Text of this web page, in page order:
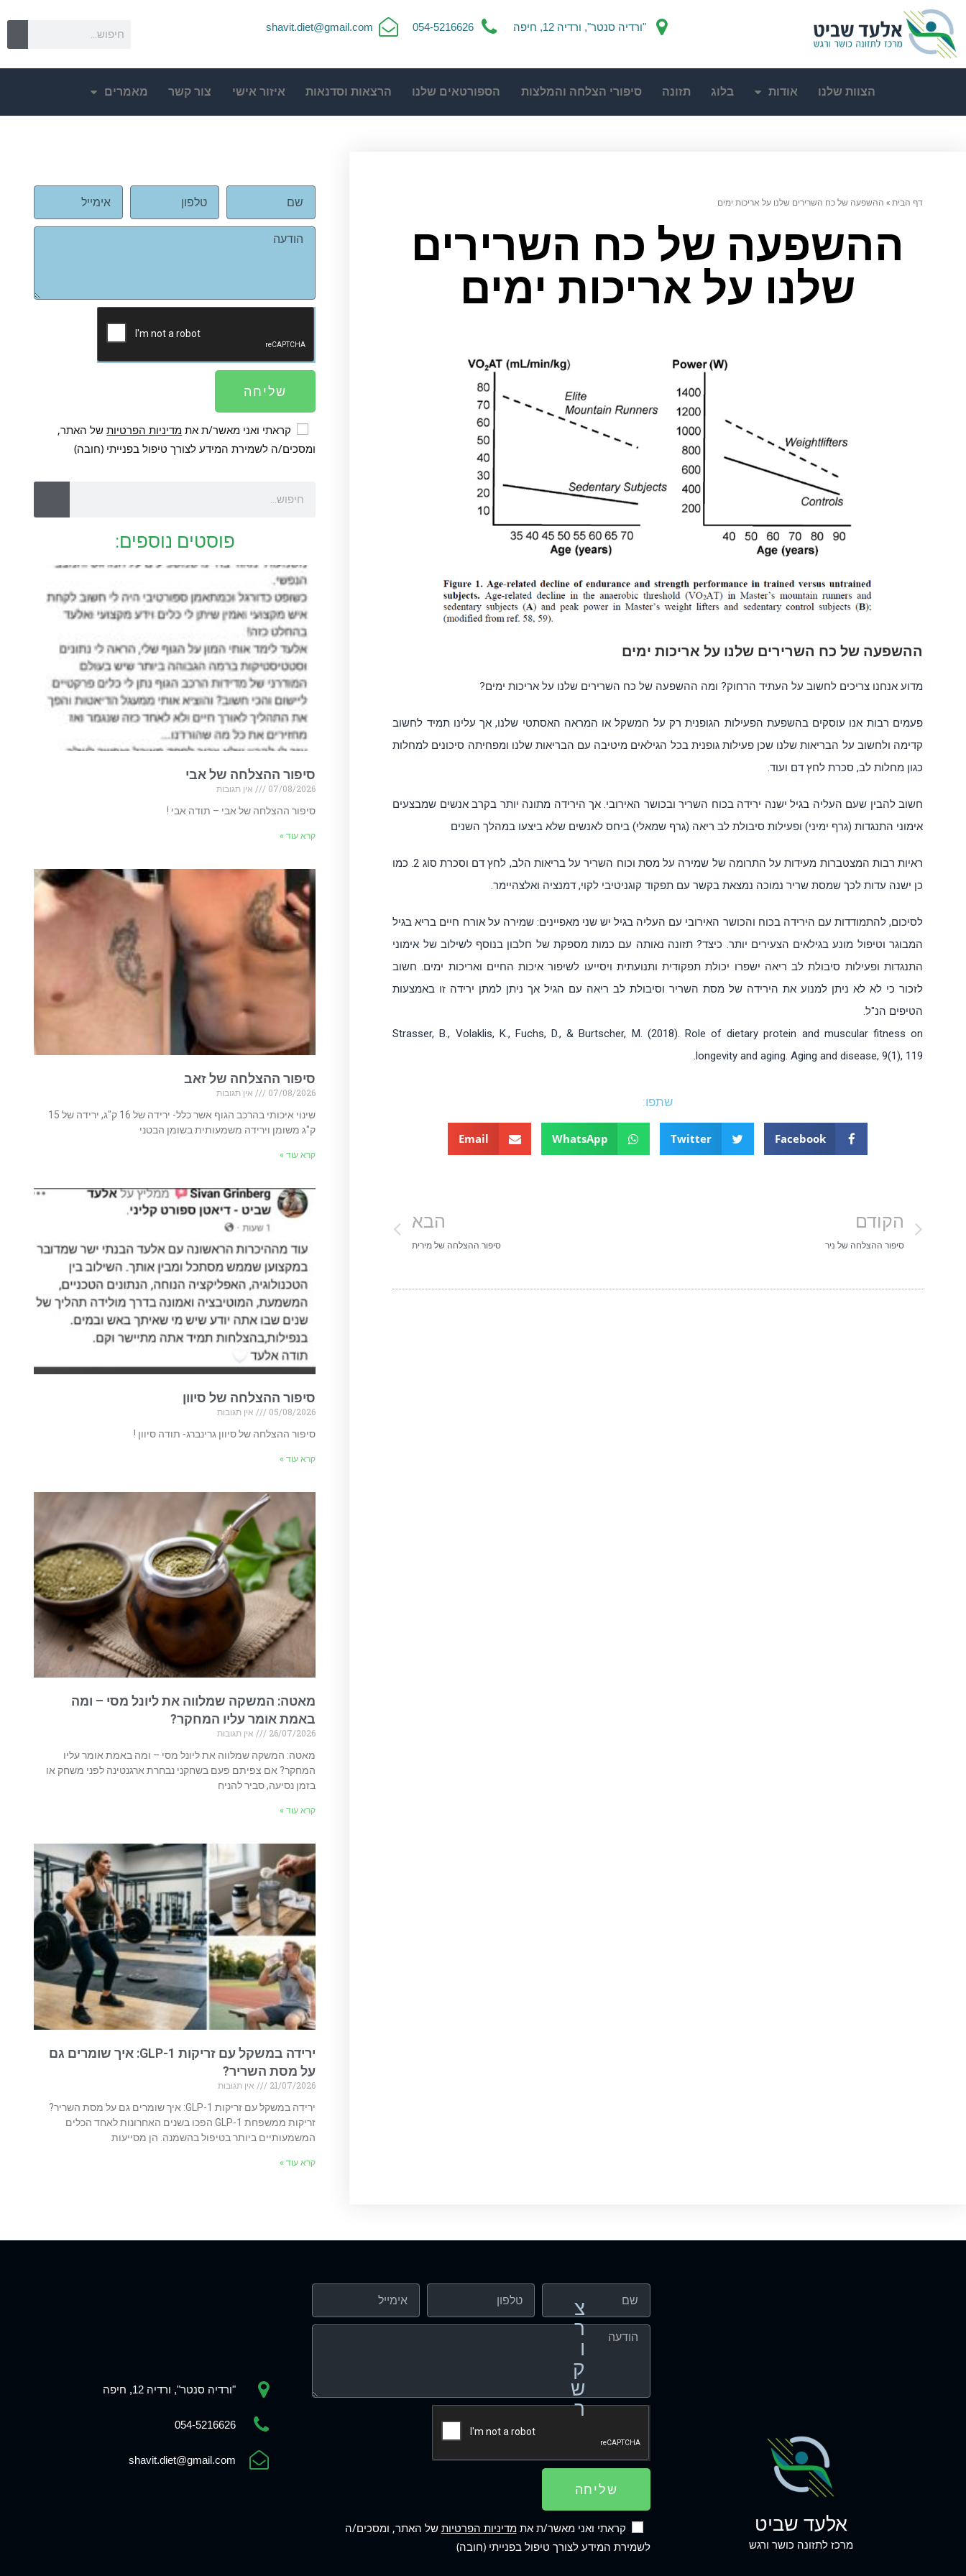
"ורדיה סנטר", ורדיה 12, חיפה 054-5216626
shavit.diet@gmail.com
הצוות שלנו אודות בלוג תזונה סיפורי הצלחה והמלצות הספורטאים שלנו הרצאות וסדנאות איזור אישי צור קשר מאמרים
דף הבית» ההשפעה של כח השרירים שלנו על אריכות ימים
ההשפעה של כח השרירים
שלנו על אריכות ימים
ההשפעה של כח השרירים שלנו על אריכות ימים
מדוע אנחנו צריכים לחשוב על העתיד הרחוק? ומה ההשפעה של כח השרירים שלנו על אריכות ימים?
פעמים רבות אנו עוסקים בהשפעת הפעילות הגופנית רק על המשקל או המראה האסתטי שלנו, אך עלינו תמיד לחשוב
קדימה ולחשוב על הבריאות שלנו שכן פעילות גופנית בכל הגילאים מיטיבה עם הבריאות שלנו ומפחיתה סיכונים למחלות
כגון מחלות לב, סכרת לחץ דם ועוד.
חשוב להבין שעם העליה בגיל ישנה ירידה בכוח השריר ובכושר האירובי. אך הירידה מתונה יותר בקרב אנשים שמבצעים
אימוני התנגדות (גרף ימיני) ופעילות סיבולת לב ריאה (גרף שמאלי) ביחס לאנשים שלא ביצעו במהלך השנים
ראיות רבות המצטברות מעידות על התרומה של שמירה על מסת וכוח השריר על בריאות הלב, לחץ דם וסכרת סוג 2. כמו
כן ישנה עדות לכך שמסת שריר נמוכה נמצאת בקשר עם תפקוד קוגניטיבי לקוי, דמנציה ואלצהיימר.
לסיכום, להתמודדות עם הירידה בכוח והכושר האירובי עם העליה בגיל יש שני מאפיינים: שמירה על אורח חיים בריא בגיל
המבוגר וטיפול מונע בגילאים הצעירים יותר. כיצד? תזונה נאותה עם כמות מספקת של חלבון בנוסף לשילוב של אימוני
התנגדות ופעילות סיבולת לב ריאה ישפרו יכולת תפקודית ותנועתית ויסייעו לשיפור איכות החיים ואריכות ימים. חשוב
לזכור כי לא לא ניתן למנוע את הירידה של מסת השריר וסיבולת לב ריאה עם הגיל אך ניתן למתן ירידה זו באמצעות
הטיפים הנ"ל.
Strasser, B., Volaklis, K., Fuchs, D., & Burtscher, M. (2018). Role of dietary protein and muscular fitness on
longevity and aging. Aging and disease, 9(1), 119.‏
שתפו:
Facebook
Twitter
WhatsApp
Email
הקודם
סיפור ההצלחה של ניר
הבא
סיפור ההצלחה של מירית
שליחה
קראתי ואני מאשר/ת את מדיניות הפרטיותשל האתר,
ומסכים/ה לשמירת המידע לצורך טיפול בפנייתי (חובה)
פוסטים נוספים:
סיפור ההצלחה של אבי
07/08/2026
אין תגובות
סיפור ההצלחה של אבי – תודה אבי !
קרא עוד »
סיפור ההצלחה של זאב
07/08/2026
אין תגובות
שינוי איכותי בהרכב הגוף אשר כלל- ירידה של 16 ק"ג, ירידה של 15
ק"ג משומן וירידה משמעותית בשומן הבטני
קרא עוד »
סיפור ההצלחה של סיוון
05/08/2026
אין תגובות
סיפור ההצלחה של סיוון גרינברג- תודה סיוון !
קרא עוד »
מאטה: המשקה שמלווה את ליונל מסי – ומה
באמת אומר עליו המחקר?
26/07/2026
אין תגובות
מאטה: המשקה שמלווה את ליונל מסי – ומה באמת אומר עליו
המחקר? אם צפיתם פעם בשחקני נבחרת ארגנטינה לפני משחק או
בזמן נסיעה, סביר להניח
קרא עוד »
ירידה במשקל עם זריקות GLP-1: איך שומרים גם
על מסת השריר?
21/07/2026
אין תגובות
ירידה במשקל עם זריקות GLP-1: איך שומרים גם על מסת השריר?
זריקות ממשפחת GLP-1 הפכו בשנים האחרונות לאחד הכלים
המשמעותיים ביותר בטיפול בהשמנה. הן מסייעות
קרא עוד »
צ
ר
ו
ק
ש
ר
אלעד שביט
מרכז לתזונה כושר ורגש
שליחה
קראתי ואני מאשר/ת אתמדיניות הפרטיות של האתר, ומסכים/ה
לשמירת המידע לצורך טיפול בפנייתי (חובה)
"ורדיה סנטר", ורדיה 12, חיפה
054-5216626
shavit.diet@gmail.com